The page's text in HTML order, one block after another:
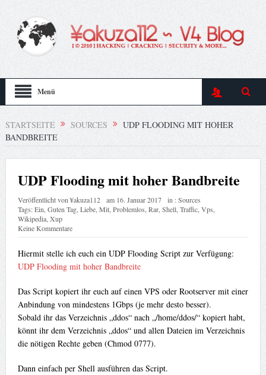
Menü
STARTSEITE SOURCES
UDP FLOODING MIT HOHER
BANDBREITE
UDP Flooding mit hoher Bandbreite
Veröffentlicht von¥akuza112 am 16. Januar 2017 in :Sources
Tags:Ein Guten Tag, Liebe, Mit, Problemlos Rar, Shell, Traffic, Vps
Wikipedia, Xup
Keine Kommentare
Hiermit stelle ich euch ein UDP Flooding Script zur Verfügung:
UDP Flooding mit hoher Bandbreite
Das Script kopiert ihr euch auf einen VPS oder Rootserver mit einer
Anbindung von mindestens 1Gbps (je mehr desto besser).
Sobald ihr das Verzeichnis „ddos“ nach „/home/ddos/“ kopiert habt,
könnt ihr dem Verzeichnis „ddos“ und allen Dateien im Verzeichnis
die nötigen Rechte geben (Chmod 0777).
Dann einfach per Shell ausführen das Script.